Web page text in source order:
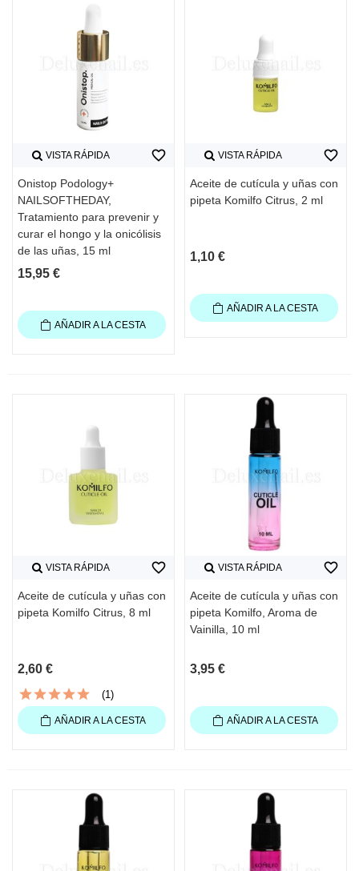
VISTA RÁPIDA
Onistop Podology+
NAILSOFTHEDAY,
Tratamiento para prevenir y
curar el hongo y la onicólisis
de las uñas, 15 ml
15,95 €
favorite_border
AÑADIR A LA CESTA
VISTA RÁPIDA
Aceite de cutícula y uñas con
pipeta Komilfo Citrus, 2 ml
1,10 €
favorite_border
AÑADIR A LA CESTA
VISTA RÁPIDA
Aceite de cutícula y uñas con
pipeta Komilfo Citrus, 8 ml
2,60 €
(1)
favorite_border
AÑADIR A LA CESTA
VISTA RÁPIDA
Aceite de cutícula y uñas con
pipeta Komilfo, Aroma de
Vainilla, 10 ml
3,95 €
favorite_border
AÑADIR A LA CESTA